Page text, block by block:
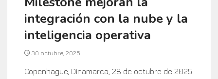
integración con la nube y la
inteligencia operativa
30 octubre, 2025
Copenhague, Dinamarca, 28 de octubre de 2025